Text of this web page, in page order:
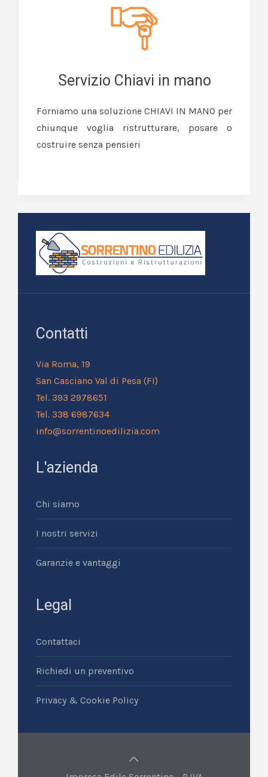
Servizio Chiavi in mano
Forniamo una soluzione CHIAVI IN MANO per
chiunque voglia ristrutturare, posare o
costruire senza pensieri
Contatti
Via Roma, 19
San Casciano Val di Pesa (FI)
Tel. 393 2978651
Tel. 338 6987634
info@sorrentinoedilizia.com
L'azienda
Chi siamo
I nostri servizi
Garanzie e vantaggi
Legal
Contattaci
Richiedi un preventivo
Privacy & Cookie Policy